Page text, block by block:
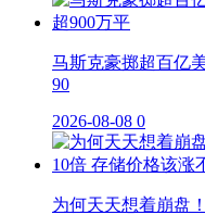
马斯克豪掷超百亿
90
2026-08-08 0
为何天天想着崩盘